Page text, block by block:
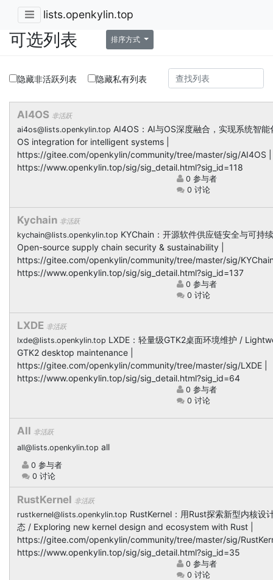
lists.openkylin.top
可选列表 排序方式
隐藏非活跃列表 隐藏私有列表
AI4OS 非活跃
ai4os@lists.openkylin.top AI4OS：AI与OS深度融合，实现系统智
OS integration for intelligent systems |
https://gitee.com/openkylin/community/tree/master/sig/AI4OS |
https://www.openkylin.top/sig/sig_detail.html?sig_id=118
0 参与者
0 讨论
Kychain 非活跃
kychain@lists.openkylin.top KYChain：开源软件供应链安全与可持
Open-source supply chain security & sustainability |
https://gitee.com/openkylin/community/tree/master/sig/
https://www.openkylin.top/sig/sig_detail.html?sig_id=137
0 参与者
0 讨论
LXDE 非活跃
lxde@lists.openkylin.top LXDE：轻量级GTK2桌面环境维护 /
GTK2 desktop maintenance |
https://gitee.com/openkylin/community/tree/master/sig/LXDE |
https://www.openkylin.top/sig/sig_detail.html?sig_id=64
0 参与者
0 讨论
All 非活跃
all@lists.openkylin.top all
0 参与者
0 讨论
RustKernel 非活跃
rustkernel@lists.openkylin.top RustKernel：用Rust探索新型内核设
态 / Exploring new kernel design and ecosystem with Rust |
https://gitee.com/openkylin/community/tree/master/sig/
https://www.openkylin.top/sig/sig_detail.html?sig_id=35
0 参与者
0 讨论